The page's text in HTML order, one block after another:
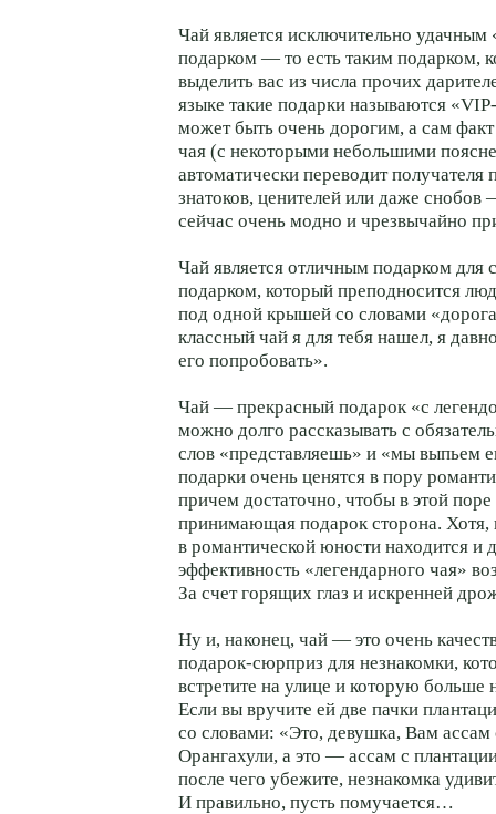
Чай является исключительно
подарком — то есть таким подарком,
выделить вас из числа прочих
языке такие подарки называются
может быть очень дорогим, а сам
чая (с некоторыми небольшими
автоматически переводит получателя
знатоков, ценителей или даже
сейчас очень модно и чрезвычайно
Чай является отличным подарком для
подарком, который преподносится
под одной крышей со словами
классный чай я для тебя нашел, я
его попробовать».
Чай — прекрасный подарок «с
можно долго рассказывать с
слов «представляешь» и «мы выпьем
подарки очень ценятся в пору
причем достаточно, чтобы в этой
принимающая подарок сторона. Хотя,
в романтической юности находится и
эффективность «легендарного чая»
За счет горящих глаз и искренней
Ну и, наконец, чай — это очень
подарок-сюрприз для незнакомки,
встретите на улице и которую больше
Если вы вручите ей две пачки
со словами: «Это, девушка, Вам ассам
Орангахули, а это — ассам с
после чего убежите, незнакомка
И правильно, пусть помучается…